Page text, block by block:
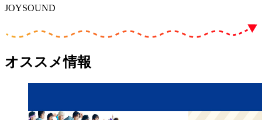
JOYSOUND
オススメ情報